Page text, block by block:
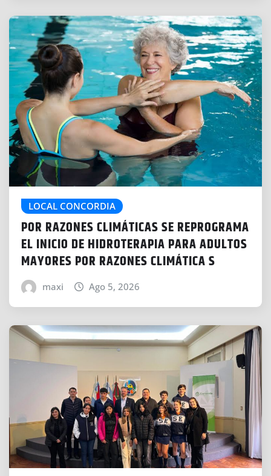
LOCAL CONCORDIA
POR RAZONES CLIMÁTICAS SE REPROGRAMA
EL INICIO DE HIDROTERAPIA PARA ADULTOS
MAYORES POR RAZONES CLIMÁTICA S
maxi Ago 5, 2026